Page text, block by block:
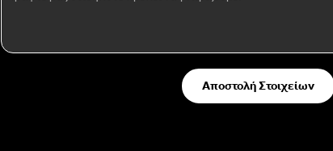
Αποστολή Στοιχείων